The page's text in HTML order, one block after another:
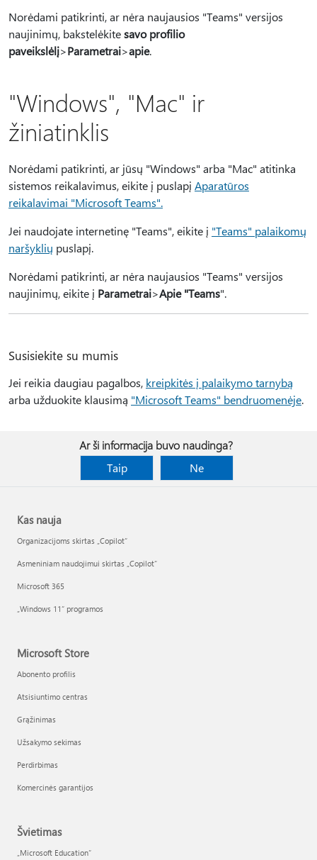
Norėdami patikrinti, ar nėra naujausios "Teams" versijos
naujinimų, bakstelėkitesavo profilio
paveikslėlį>Parametrai>apie.
"Windows", "Mac" ir
žiniatinklis
Norėdami patikrinti, ar jūsų "Windows" arba "Mac" atitinka
sistemos reikalavimus, eikite į puslapį Aparatūros
reikalavimai "Microsoft Teams".
Jei naudojate internetinę "Teams", eikite į "Teams" palaikomų
naršyklių puslapį.
Norėdami patikrinti, ar nėra naujausios "Teams" versijos
naujinimų, eikite į Parametrai>Apie "Teams".
Susisiekite su mumis
Jei reikia daugiau pagalbos, kreipkitės į palaikymo tarnybą
arba užduokite klausimą "Microsoft Teams" bendruomenėje.
Ar ši informacija buvo naudinga?
Taip
Ne
Kas nauja
Organizacijoms skirtas „Copilot“
Asmeniniam naudojimui skirtas „Copilot“
Microsoft 365
„Windows 11“ programos
Microsoft Store
Abonento profilis
Atsisiuntimo centras
Grąžinimas
Užsakymo sekimas
Perdirbimas
Komercinės garantijos
Švietimas
„Microsoft Education“